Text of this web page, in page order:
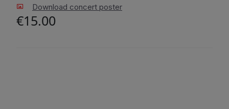
Download concert poster
€15.00